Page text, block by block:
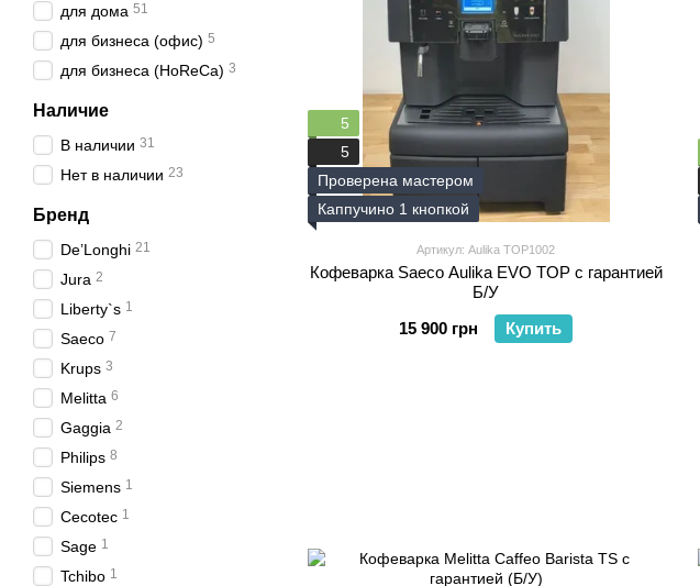
5
5
Проверена мастером
Каппучино 1 кнопкой
Артикул: Aulika TOP1002
Кофеварка Saeco Aulika EVO TOP с гарантией
Б/У
15 900 грн
Купить
для дома 51
для бизнеса (офис) 5
для бизнеса (HoReCa) 3
Наличие
В наличии 31
Нет в наличии 23
Бренд
De’Longhi 21
Jura 2
Liberty`s 1
Saeco 7
Krups 3
Melitta 6
Gaggia 2
Philips 8
Siemens 1
Cecotec 1
Sage 1
Tchibo 1